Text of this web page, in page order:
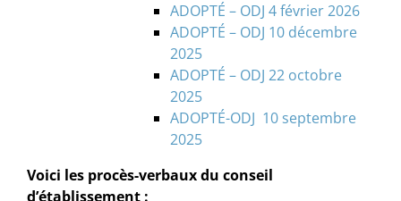
ADOPTÉ – ODJ 4 février 2026
ADOPTÉ – ODJ 10 décembre
2025
ADOPTÉ – ODJ 22 octobre
2025
ADOPTÉ-ODJ 10 septembre
2025
Voici les procès-verbaux du conseil
d’établissement :